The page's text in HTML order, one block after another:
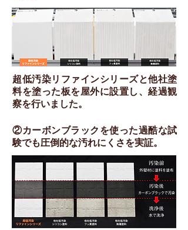
超低汚染リファインシリーズと他社塗
料を塗った板を屋外に設置し、経過観
察を行いました。
​②カーボンブラックを使った過酷な試
験でも圧倒的な汚れにくさを実証。